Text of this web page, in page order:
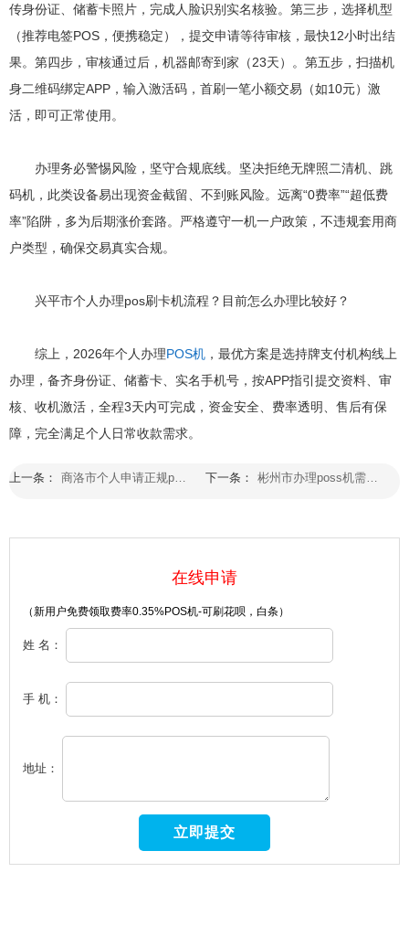
传身份证、储蓄卡照片，完成人脸识别实名核验。第三步，选择机型
（推荐电签POS，便携稳定），提交申请等待审核，最快12小时出结
果。第四步，审核通过后，机器邮寄到家（23天）。第五步，扫描机
身二维码绑定APP，输入激活码，首刷一笔小额交易（如10元）激
活，即可正常使用。
办理务必警惕风险，坚守合规底线。坚决拒绝无牌照二清机、跳
码机，此类设备易出现资金截留、不到账风险。远离“0费率”“超低费
率”陷阱，多为后期涨价套路。严格遵守一机一户政策，不违规套用商
户类型，确保交易真实合规。
兴平市个人办理pos刷卡机流程？目前怎么办理比较好？
综上，2026年个人办理POS机 ，最优方案是选持牌支付机构线上
办理，备齐身份证、储蓄卡、实名手机号，按APP指引提交资料、审
核、收机激活，全程3天内可完成，资金安全、费率透明、售后有保
障，完全满足个人日常收款需求。
上一条： 商洛市个人申请正规pos机的具体步骤是什么 下一条： 彬州市办理poss机需要什么手续和证件才能办理？
在线申请
（新用户免费领取费率0.35%POS机-可刷花呗，白条）
姓 名：
手 机：
地址：